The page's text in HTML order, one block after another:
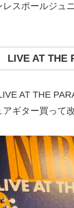
レスポールジュ
LIVE AT THE
AT THE
ギター買って